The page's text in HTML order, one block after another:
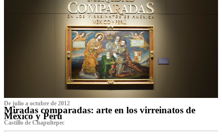
De julio a octubre de 2012
Miradas comparadas: arte en los virreinatos de
México y Perú
Castillo de Chapultepec